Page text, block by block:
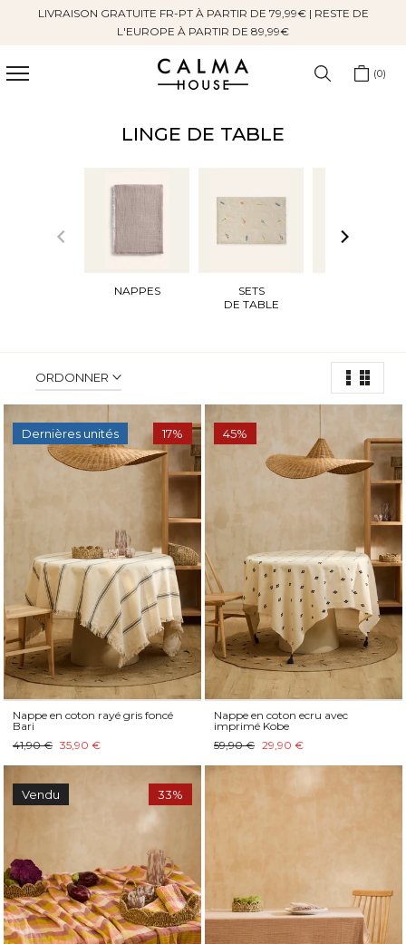
SauterLIVRAISON GRATUITE FR-PT À PARTIR DE 79,99€ | RESTE DE
L'EUROPE À PARTIR DE 89,99€
0
LINGE DE TABLE
NAPPES
SETS
DE TABLE
ORDONNER
Dernières unités 17%
Nappe en coton rayé gris foncé
Bari
41,90 € 35,90 €
45%
Nappe en coton ecru avec
imprimé Kobe
59,90 € 29,90 €
Vendu 33%